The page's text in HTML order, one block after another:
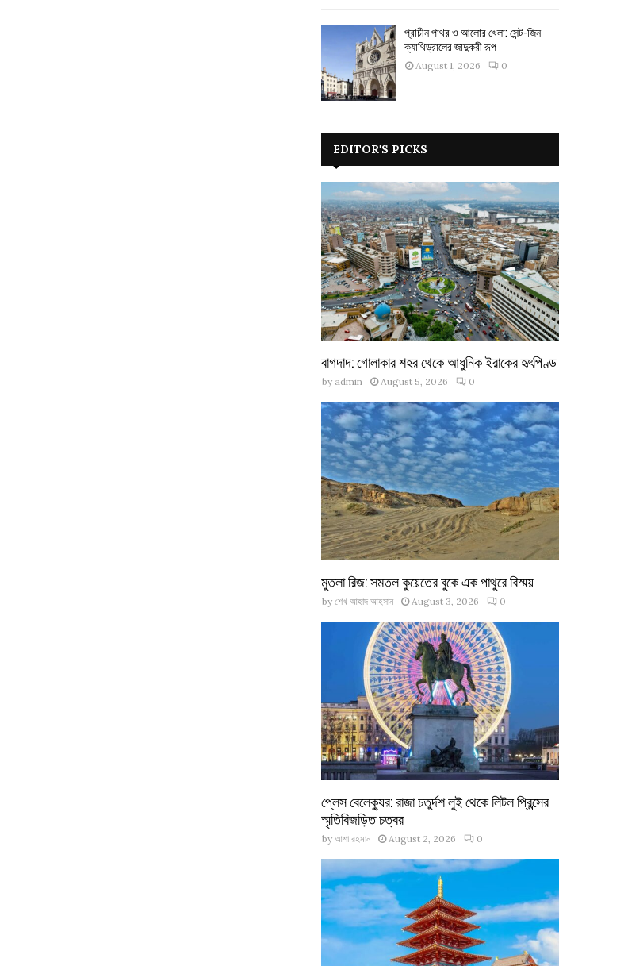
প্রাচীন পাথর ও আলোর খেলা: সেন্ট-জিন
ক্যাথিড্রালের জাদুকরী রূপ
August 1, 2026 0
EDITOR'S PICKS
বাগদাদ: গোলাকার শহর থেকে আধুনিক ইরাকের হৃৎপিণ্ড
by admin August 5, 2026 0
মুতলা রিজ: সমতল কুয়েতের বুকে এক পাথুরে বিস্ময়
by শেখ আহাদ আহসান August 3, 2026 0
প্লেস বেলেক্যুর: রাজা চতুর্দশ লুই থেকে লিটল প্রিন্সের
স্মৃতিবিজড়িত চত্বর
by আশা রহমান August 2, 2026 0